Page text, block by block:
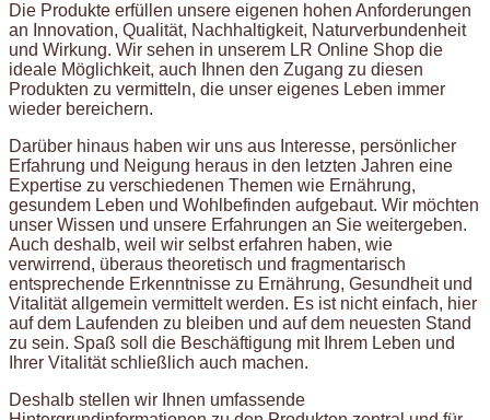
Die Produkte erfüllen unsere eigenen hohen Anforderungen
an Innovation, Qualität, Nachhaltigkeit, Naturverbundenheit
und Wirkung. Wir sehen in unserem LR Online Shop die
ideale Möglichkeit, auch Ihnen den Zugang zu diesen
Produkten zu vermitteln, die unser eigenes Leben immer
wieder bereichern.
Darüber hinaus haben wir uns aus Interesse, persönlicher
Erfahrung und Neigung heraus in den letzten Jahren eine
Expertise zu verschiedenen Themen wie Ernährung,
gesundem Leben und Wohlbefinden aufgebaut. Wir möchten
unser Wissen und unsere Erfahrungen an Sie weitergeben.
Auch deshalb, weil wir selbst erfahren haben, wie
verwirrend, überaus theoretisch und fragmentarisch
entsprechende Erkenntnisse zu Ernährung, Gesundheit und
Vitalität allgemein vermittelt werden. Es ist nicht einfach, hier
auf dem Laufenden zu bleiben und auf dem neuesten Stand
zu sein. Spaß soll die Beschäftigung mit Ihrem Leben und
Ihrer Vitalität schließlich auch machen.
Deshalb stellen wir Ihnen umfassende